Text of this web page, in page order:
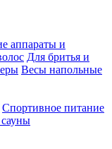
аппараты и
Для бритья и
Весы напольные
Спортивное питание